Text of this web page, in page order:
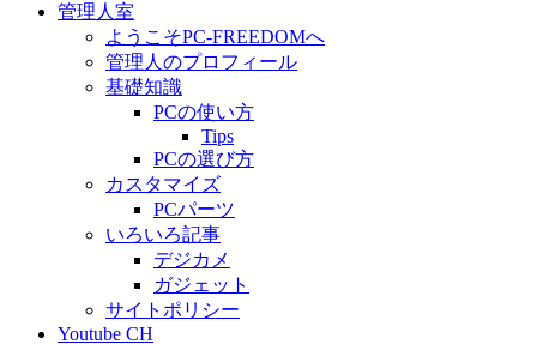
管理人室
ようこそPC-FREEDOMへ
管理人のプロフィール
基礎知識
PCの使い方
Tips
PCの選び方
カスタマイズ
PCパーツ
いろいろ記事
デジカメ
ガジェット
サイトポリシー
Youtube CH